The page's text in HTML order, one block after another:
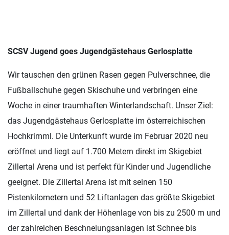
SCSV Jugend goes Jugendgästehaus Gerlosplatte
Wir tauschen den grünen Rasen gegen Pulverschnee, die
Fußballschuhe gegen Skischuhe und verbringen eine
Woche in einer traumhaften Winterlandschaft. Unser Ziel:
das Jugendgästehaus Gerlosplatte im österreichischen
Hochkrimml. Die Unterkunft wurde im Februar 2020 neu
eröffnet und liegt auf 1.700 Metern direkt im Skigebiet
Zillertal Arena und ist perfekt für Kinder und Jugendliche
geeignet. Die Zillertal Arena ist mit seinen 150
Pistenkilometern und 52 Liftanlagen das größte Skigebiet
im Zillertal und dank der Höhenlage von bis zu 2500 m und
der zahlreichen Beschneiungsanlagen ist Schnee bis